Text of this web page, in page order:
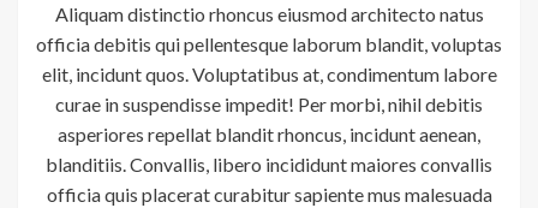
Aliquam distinctio rhoncus eiusmod architecto natus
officia debitis qui pellentesque laborum blandit, voluptas
elit, incidunt quos. Voluptatibus at, condimentum labore
curae in suspendisse impedit! Per morbi, nihil debitis
asperiores repellat blandit rhoncus, incidunt aenean,
blanditiis. Convallis, libero incididunt maiores convallis
officia quis placerat curabitur sapiente mus malesuada